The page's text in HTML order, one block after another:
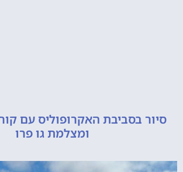
בסביבת האקרופוליס עם קורקינט
ומצלמת גו פרו